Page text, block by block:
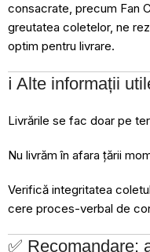
consacrate, precum Fan
greutatea coletelor, ne
optim pentru livrare.
ℹ️ Alte informații
Livrările se fac doar pe
Nu livrăm în afara țării
Verifică integritatea
cere proces-verbal de
✅ Recomandare: